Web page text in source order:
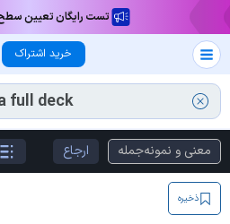
تست رایگان تعیین سطح
خرید اشتراک
معنی و نمونه‌جمله ارجاع
ذخیره